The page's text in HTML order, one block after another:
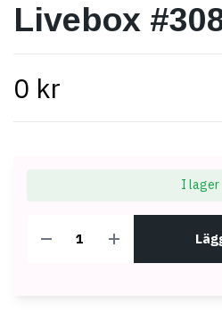
Livebox
0 kr
I lager